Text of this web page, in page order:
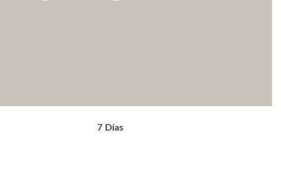
7 Días